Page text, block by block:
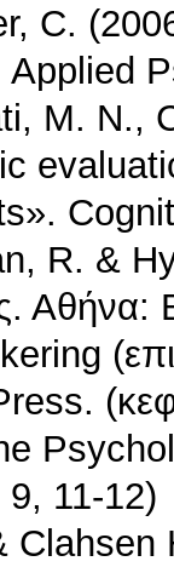
C.
Applied
M. N.,
R. &
Αθήνα:
9, 11-12)